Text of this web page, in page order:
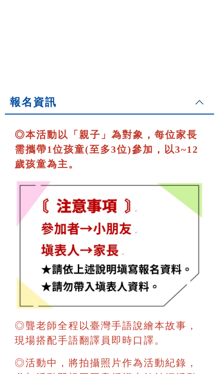
報名資訊
◎本活動以「親子」為對象，每位家長
需攜帶1位孩童(至多3位)參加，以3~12
歲孩童為主。
◎聾老師全程以臺灣手語說繪本故事，
現場搭配手語翻譯員即時口譯。
◎活動中，將拍攝照片作為活動紀錄，